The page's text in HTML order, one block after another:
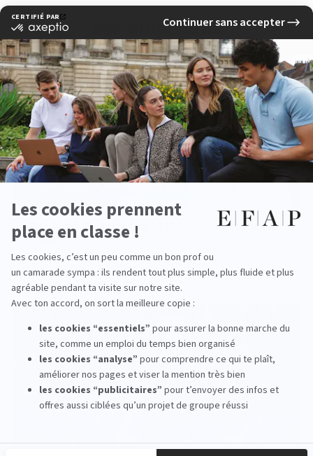
See other news
The Next Generation of Event Innovators at
EFAP
read more